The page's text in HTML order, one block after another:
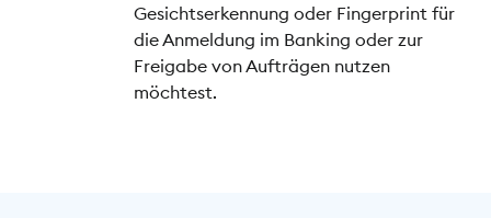
Gesichtserkennung oder Fingerprint für
die Anmeldung im Banking oder zur
Freigabe von Aufträgen nutzen
möchtest.